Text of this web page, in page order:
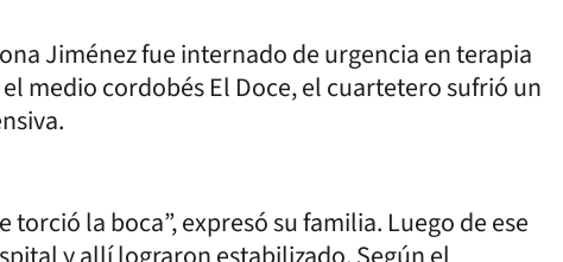
Jiménez fue internado de urgencia en terapia
medio cordobés El Doce, el cuartetero sufrió un
torció la boca”, expresó su familia. Luego de ese